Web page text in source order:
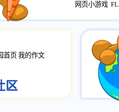
网页小游戏
首页 我的作文